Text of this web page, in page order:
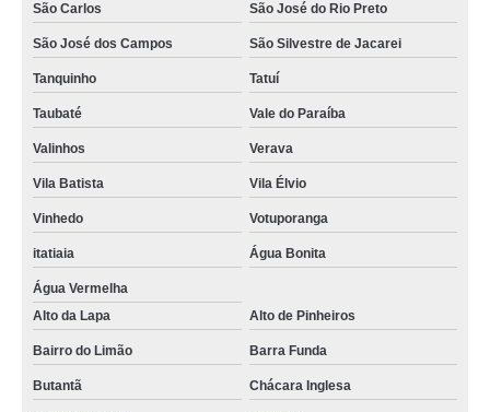
São Carlos São José do Rio Preto
São José dos Campos São Silvestre de Jacarei
Tanquinho Tatuí
Taubaté Vale do Paraíba
Valinhos Verava
Vila Batista Vila Élvio
Vinhedo Votuporanga
itatiaia Água Bonita
Água Vermelha
Alto da Lapa
Alto de Pinheiros
Bairro do Limão Barra Funda
Butantã Chácara Inglesa